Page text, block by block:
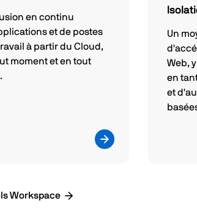
en continu
et de postes
à partir du Cloud,
moment et en tout
Un
Web,
en
et
Workspace